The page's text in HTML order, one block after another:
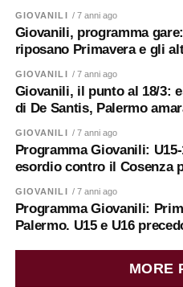
GIOVANILI / 7 anni ago
Giovanili, programma
riposano Primavera e gli
GIOVANILI / 7 anni ago
Giovanili, il punto al 18/3:
di De Santis, Palermo
GIOVANILI / 7 anni ago
Programma Giovanili:
esordio contro il Cosenza
GIOVANILI / 7 anni ago
Programma Giovanili:
Palermo. U15 e U16
MORE